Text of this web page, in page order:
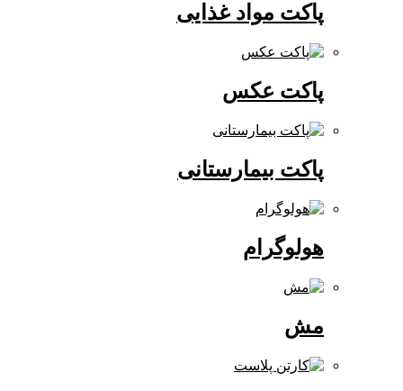
پاکت مواد غذایی
پاکت عکس
پاکت بیمارستانی
هولوگرام